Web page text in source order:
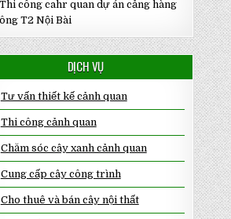
DỊCH VỤ
Tư vấn thiết kế cảnh quan
Thi công cảnh quan
Chăm sóc cây xanh cảnh quan
Cung cấp cây công trình
Cho thuê và bán cây nội thất